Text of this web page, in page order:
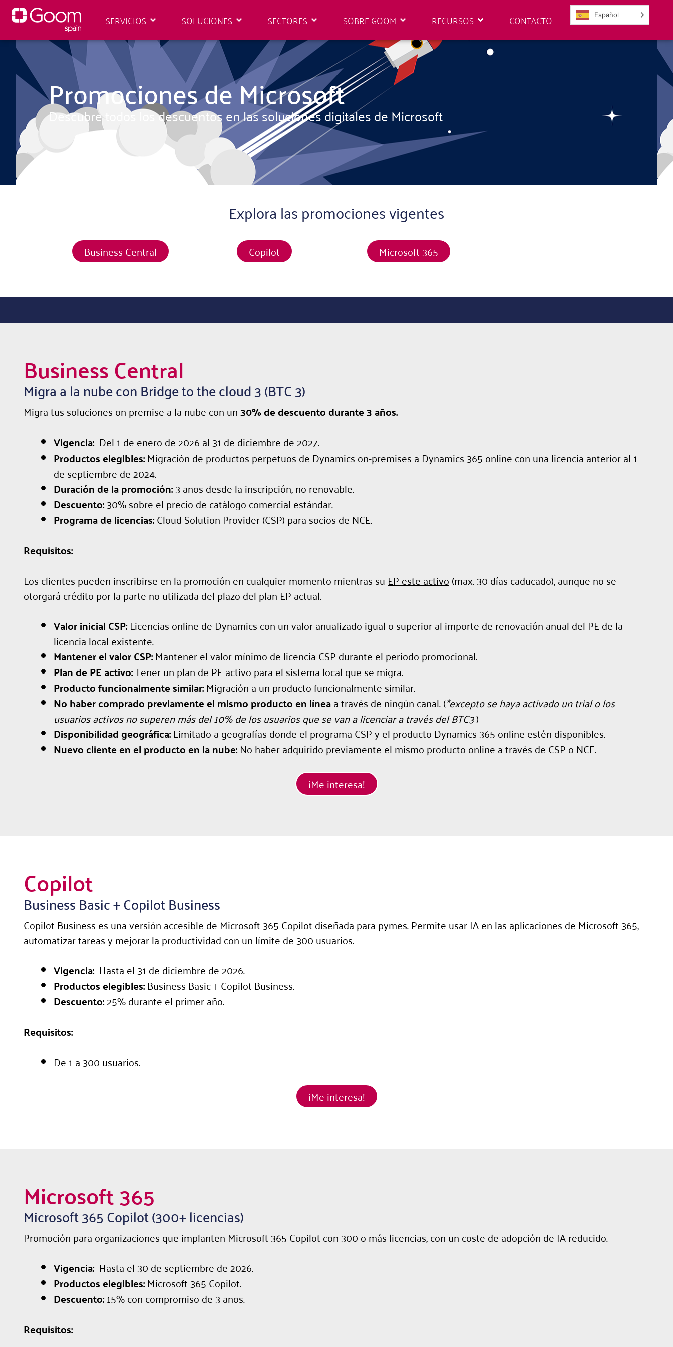
SERVICIOS SOLUCIONES SECTORES SOBRE GOOM RECURSOS CONTACTO Español
Promociones de Microsoft
Descubre todos los descuentos en las soluciones digitales de Microsoft
Explora las promociones vigentes
Business Central Copilot Microsoft 365
Business Central
Migra a la nube con Bridge to the cloud 3 (BTC 3)
Migra tus soluciones on premise a la nube con un30% de descuento durante 3 años.
Vigencia: Del 1 de enero de 2026 al 31 de diciembre de 2027.
Productos elegibles:Migración de productos perpetuos de Dynamics on-premises a Dynamics 365 online con una licencia anterior al 1
de septiembre de 2024.
Duración de la promoción:3 años desde la inscripción, no renovable.
Descuento:30% sobre el precio de catálogo comercial estándar.
Programa de licencias:Cloud Solution Provider (CSP) para socios de NCE.
Requisitos:
Los clientes pueden inscribirse en la promoción en cualquier momento mientras su EP este activo(max. 30 días caducado), aunque no se
otorgará crédito por la parte no utilizada del plazo del plan EP actual.
Valor inicial CSP:Licencias online de Dynamics con un valor anualizado igual o superior al importe de renovación anual del PE de la
licencia local existente.
Mantener el valor CSP:Mantener el valor mínimo de licencia CSP durante el periodo promocional.
Plan de PE activo:Tener un plan de PE activo para el sistema local que se migra.
Producto funcionalmente similar:Migración a un producto funcionalmente similar.
No haber comprado previamente el mismo producto en líneaa través de ningún canal. (*excepto se haya activado un trial o los
usuarios activos no superen más del 10% de los usuarios que se van a licenciar a través del BTC3)
Disponibilidad geográfica:Limitado a geografías donde el programa CSP y el producto Dynamics 365 online estén disponibles.
Nuevo cliente en el producto en la nube:No haber adquirido previamente el mismo producto online a través de CSP o NCE.
¡Me interesa!
Copilot
Business Basic + Copilot Business
Copilot Business es una versión accesible de Microsoft 365 Copilot diseñada para pymes. Permite usar IA en las aplicaciones de Microsoft 365,
automatizar tareas y mejorar la productividad con un límite de 300 usuarios.
Vigencia: Hasta el 31 de diciembre de 2026.
Productos elegibles:Business Basic + Copilot Business.
Descuento:25% durante el primer año.
Requisitos:
De 1 a 300 usuarios.
¡Me interesa!
Microsoft 365
Microsoft 365 Copilot (300+ licencias)
Promoción para organizaciones que implanten Microsoft 365 Copilot con 300 o más licencias, con un coste de adopción de IA reducido.
Vigencia: Hasta el 30 de septiembre de 2026.
Productos elegibles:Microsoft 365 Copilot.
Descuento:15% con compromiso de 3 años.
Requisitos: